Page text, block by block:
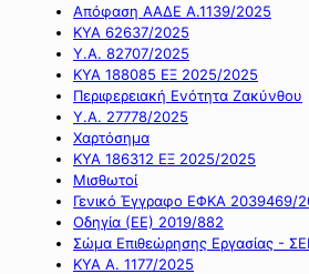
Απόφαση ΑΑΔΕ Α.1139/2025
ΚΥΑ 62637/2025
Υ.Α. 82707/2025
ΚΥΑ 188085 ΕΞ 2025/2025
Περιφερειακή Ενότητα Ζακύνθου
Υ.Α. 27778/2025
Χαρτόσημα
ΚΥΑ 186312 ΕΞ 2025/2025
Μισθωτοί
Γενικό Έγγραφο ΕΦΚΑ 2039469/
Οδηγία (ΕΕ) 2019/882
Σώμα Επιθεώρησης Εργασίας -
ΚΥΑ Α. 1177/2025